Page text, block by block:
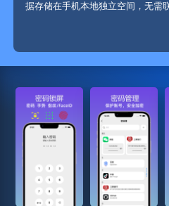
据存储在手机本地独立空间，无需